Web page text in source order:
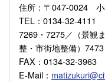
住所 ：〒047-0024
TEL ：0134-32-4111
7269・7275／（景観
整・市街地整備）7473
FAX ：0134-32-3963
E-Mail ：